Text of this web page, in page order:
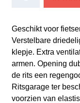
unisex
Jet
Black
XS
aantal
Geschikt voor
Verstelbare
klepje. Extra
armen. Opening
de rits een
Ritsgarage ter
voorzien van